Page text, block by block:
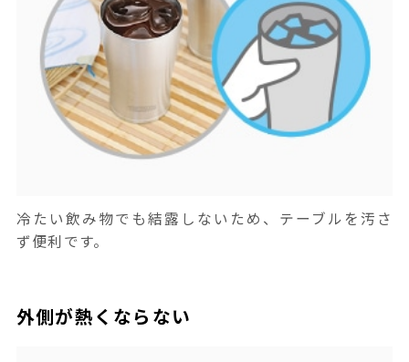
冷たい飲み物でも結露しないため、テーブルを汚さ
ず便利です。
外側が熱くならない